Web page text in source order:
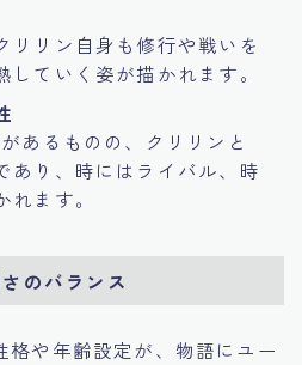
リリン自身も修行や戦いを
していく姿が描かれます。
あるものの、クリリンと
あり、時にはライバル、時
ます。
のバランス
格や年齢設定が、物語にユー